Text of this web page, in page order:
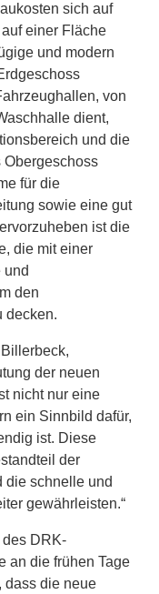
sich auf
einer Fläche
und modern
von
dient,
und die
Obergeschoss
für die
sowie eine gut
ist die
die mit einer
und
den
decken.
der neuen
nicht nur eine
ein Sinnbild dafür,
ist. Diese
der
die schnelle und
gewährleisten.“
DRK-
an die frühen Tage
dass die neue